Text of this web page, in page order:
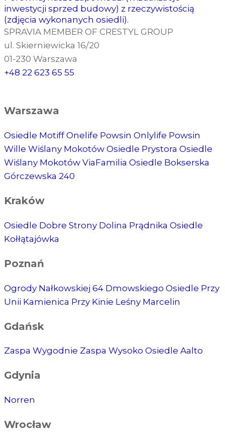
inwestycji sprzed budowy) z rzeczywistością
(zdjęcia wykonanych osiedli).
SPRAVIA MEMBER OF CRESTYL GROUP
ul. Skierniewicka 16/20
01-230 Warszawa
+48 22 623 65 55
Warszawa
Osiedle MotiffOnelife Powsin Onlylife Powsin
Wille Wiślany Mokotów Osiedle Prystora Osiedle
Wiślany Mokotów ViaFamilia Osiedle Bokserska
Górczewska 240
Kraków
Osiedle Dobre Strony Dolina Prądnika Osiedle
Kołłątajówka
Poznań
Ogrody Nałkowskiej 64 Dmowskiego Osiedle Przy
Unii Kamienica Przy Kinie Leśny Marcelin
Gdańsk
Zaspa Wygodnie Zaspa Wysoko Osiedle Aalto
Gdynia
Norren
Wrocław